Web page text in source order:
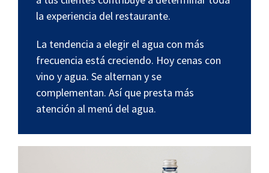
la experiencia del restaurante.
La tendencia a elegir el agua con más
frecuencia está creciendo. Hoy cenas con
vino y agua. Se alternan y se
complementan. Así que presta más
atención al menú del agua.